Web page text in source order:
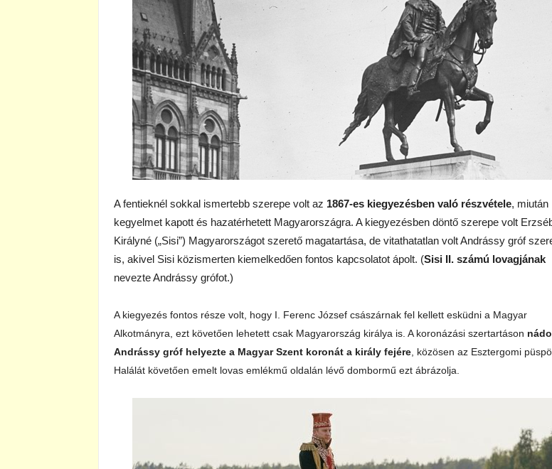
A fentieknél sokkal ismertebb szerepe volt az 1867-es kiegyezésben való részvétele, miután
kegyelmet kapott és hazatérhetett Magyarországra. A kiegyezésben döntő szerepe volt
Királyné („Sisi”) Magyarországot szerető magatartása, de vitathatatlan volt Andrássy gróf
is, akivel Sisi közismerten kiemelkedően fontos kapcsolatot ápolt. (Sisi II. számú lovagjának
nevezte Andrássy grófot.)
A kiegyezés fontos része volt, hogy I. Ferenc József császárnak fel kellett esküdni a Magyar
Alkotmányra, ezt követően lehetett csak Magyarország királya is. A koronázási szertartáson
Andrássy gróf helyezte a Magyar Szent koronát a király fejére , közösen az Esztergomi
Halálát követően emelt lovas emlékmű oldalán lévő dombormű ezt ábrázolja.